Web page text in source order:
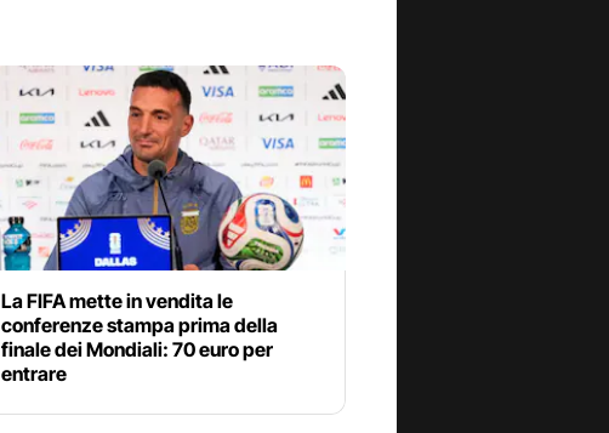
La FIFA mette in vendita le
conferenze stampa prima della
finale dei Mondiali: 70 euro per
entrare